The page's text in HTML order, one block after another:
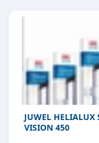
JUWEL HELIALUX
VISION 450